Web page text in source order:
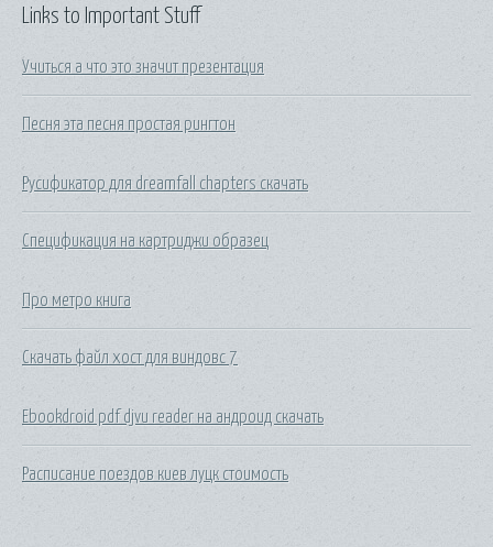
Links to Important Stuff
Учиться а что это значит презентация
Песня эта песня простая рингтон
Русификатор для dreamfall chapters скачать
Спецификация на картриджи образец
Про метро книга
Скачать файл хост для виндовс 7
Ebookdroid pdf djvu reader на андроид скачать
Расписание поездов киев луцк стоимость